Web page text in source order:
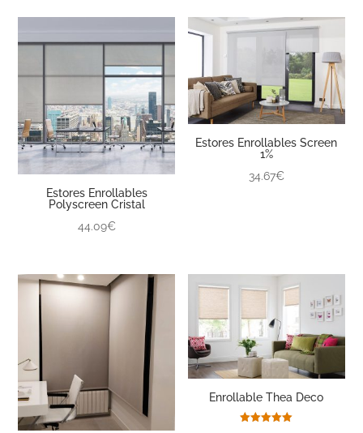
Estores Enrollables
Polyscreen Cristal
44.09€
Estores Enrollables Screen
1%
34.67€
Enrollable Thea Deco